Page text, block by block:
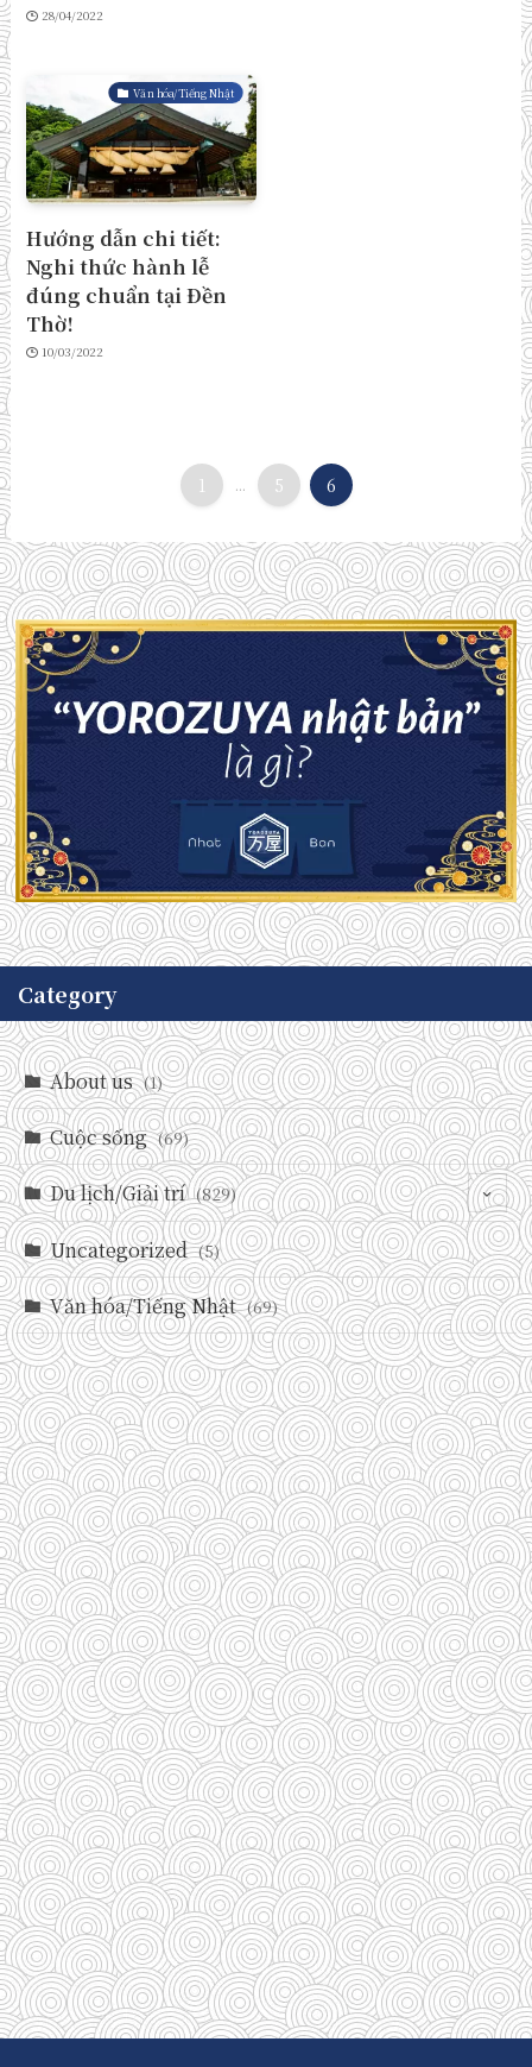
28/04/2022
Văn hóa/Tiếng Nhật
Hướng dẫn chi tiết:
Nghi thức hành lễ
đúng chuẩn tại Đền
Thờ!
10/03/2022
1 ... 5 6
Category
About us (1)
Cuộc sống (69)
Du lịch/Giải trí (829)
(146)
(71)
(237)
(588)
(29)
(27)
(110)
(185)
(29)
(128)
(33)
(33)
(35)
(58)
(95)
(83)
Uncategorized (5)
Văn hóa/Tiếng Nhật (69)